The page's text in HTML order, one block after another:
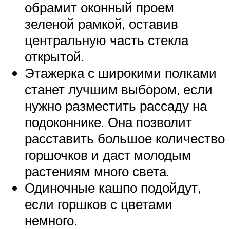
обрамит оконный проем
зеленой рамкой, оставив
центральную часть стекла
открытой.
Этажерка с широкими полками
станет лучшим выбором, если
нужно разместить рассаду на
подоконнике. Она позволит
расставить большое количество
горшочков и даст молодым
растениям много света.
Одиночные кашпо подойдут,
если горшков с цветами
немного.